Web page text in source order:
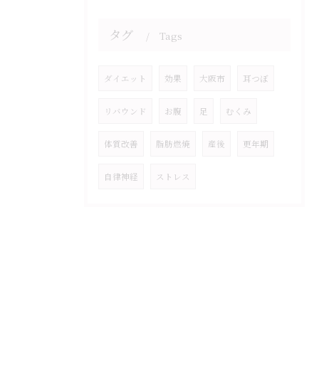
タグ Tags
ダイエット 効果 大阪市 耳つぼ
リバウンド お腹 足 むくみ
体質改善 脂肪燃焼 産後 更年期
自律神経 ストレス